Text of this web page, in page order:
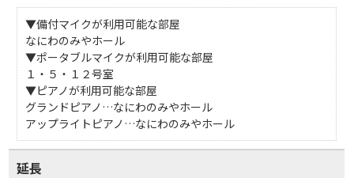
▼備付マイクが利用可能な部屋
なにわのみやホール
▼ポータブルマイクが利用可能な部屋
１・５・１２号室
▼ピアノが利用可能な部屋
グランドピアノ…なにわのみやホール
アップライトピアノ…なにわのみやホール
延長